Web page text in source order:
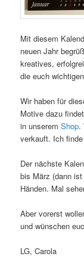
Mit diesem
neuen Jahr
kreatives,
die euch
Wir haben für
Motive dazu
in unseremShop.
verkauft. Ich
Der nächste
bis März (dann
Händen. Mal
Aber vorerst
und wünschen
LG, Carola